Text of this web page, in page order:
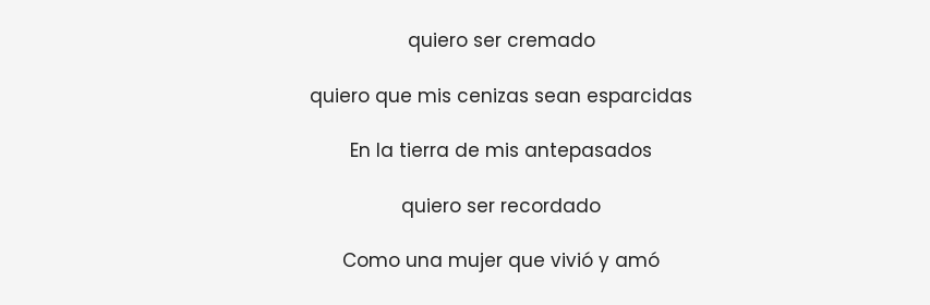
quiero ser cremado
quiero que mis cenizas sean esparcidas
En la tierra de mis antepasados
quiero ser recordado
Como una mujer que vivió y amó